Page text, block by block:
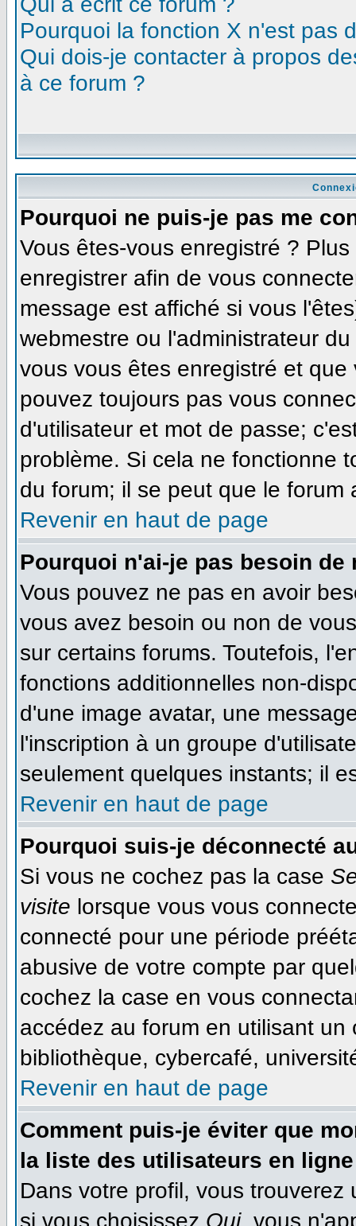
Pourquoi la fonction X n'est pas
Qui dois-je contacter à propos
à ce forum ?
Pourquoi ne puis-je pas me
Vous êtes-vous enregistré ?
enregistrer afin de vous
message est affiché si vous
webmestre ou l'administrateur
vous vous êtes enregistré et
pouvez toujours pas vous
d'utilisateur et mot de passe;
problème. Si cela ne fonctionne
du forum; il se peut que le forum
Revenir en haut de page
Pourquoi n'ai-je pas besoin de
Vous pouvez ne pas en avoir
vous avez besoin ou non de
sur certains forums. Toutefois,
fonctions additionnelles non-
d'une image avatar, une
l'inscription à un groupe
seulement quelques instants; il
Revenir en haut de page
Pourquoi suis-je déconnecté
Si vous ne cochez pas la case
visite lorsque vous vous
connecté pour une période
abusive de votre compte par
cochez la case en vous
accédez au forum en utilisant
bibliothèque, cybercafé,
Revenir en haut de page
Comment puis-je éviter que
la liste des utilisateurs en
Dans votre profil, vous
si vous choisissez Oui, vous